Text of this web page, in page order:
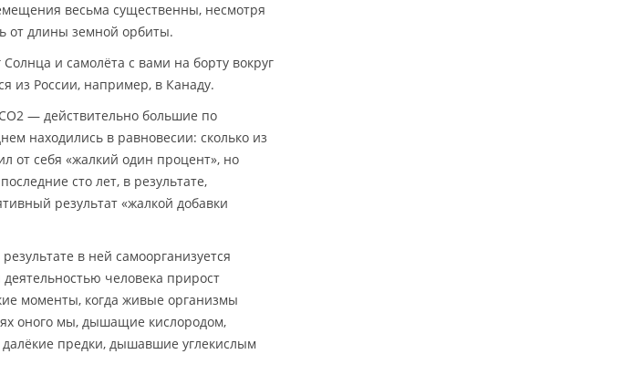
весьма существенны, несмотря
от длины земной орбиты.
и самолёта с вами на борту вокруг
из России, например, в Канаду.
— действительно большие по
находились в равновесии: сколько из
от себя «жалкий один процент», но
сто лет, в результате,
результат «жалкой добавки
в ней самоорганизуется
человека прирост
моменты, когда живые организмы
оного мы, дышащие кислородом,
предки, дышавшие углекислым